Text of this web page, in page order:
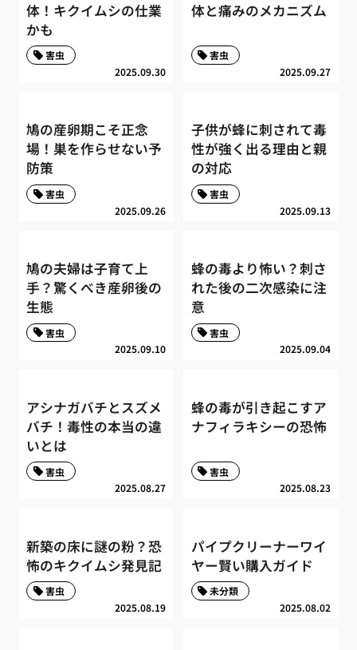
体！キクイムシの仕業
かも
2025.09.30
害虫
体と痛みのメカニズム
2025.09.27
害虫
鳩の産卵期こそ正念
場！巣を作らせない予
防策
2025.09.26
害虫
子供が蜂に刺されて毒
性が強く出る理由と親
の対応
2025.09.13
害虫
鳩の夫婦は子育て上
手？驚くべき産卵後の
生態
2025.09.10
害虫
蜂の毒より怖い？刺さ
れた後の二次感染に注
意
2025.09.04
害虫
アシナガバチとスズメ
バチ！毒性の本当の違
いとは
2025.08.27
害虫
蜂の毒が引き起こすア
ナフィラキシーの恐怖
2025.08.23
害虫
新築の床に謎の粉？恐
怖のキクイムシ発見記
2025.08.19
害虫
パイプクリーナーワイ
ヤー賢い購入ガイド
2025.08.02
未分類